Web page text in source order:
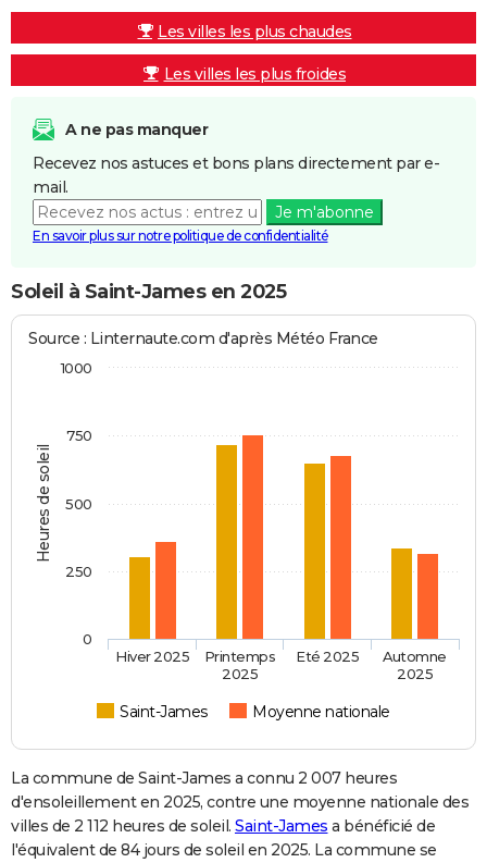
Les villes les plus chaudes
Les villes les plus froides
A ne pas manquer
Recevez nos astuces et bons plans directement par e-
mail.
Je m'abonne
En savoir plus sur notre politique de confidentialité
Soleil à Saint-James en 2025
Heures de soleil
Source : Linternaute.com d'après Météo France
Saint-James Moyenne nationale
Hiver 2025
Printemps
2025
Eté 2025
Automne
2025
0
250
500
750
1000
La commune de Saint-James a connu 2 007 heures
d'ensoleillement en 2025, contre une moyenne nationale des
villes de 2 112 heures de soleil. Saint-James a bénéficié de
l'équivalent de 84 jours de soleil en 2025. La commune se